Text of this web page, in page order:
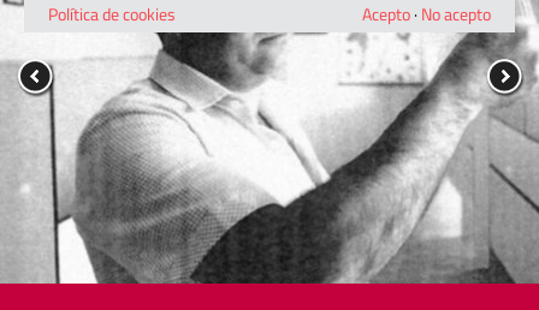
Política de cookies
Acepto· No acepto